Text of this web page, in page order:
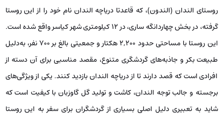
روستای الندان (الندون)، که قاعدتا دریاچه الندان نام خود را از این روستا
گرفته، در بخش چهاردانگه ساری، در ۱۲ کیلومتری شهر کیاسر واقع شده است.
این روستا با مساحتی حدود ۲,۲۰۰ هکتار و جمعیتی بالغ بر ۷۰۰ نفر، به‌دلیل
طبیعت بکر و جاذبه‌های گردشگری متنوع، مقصد مناسبی برای آن دسته از
افرادی است که قصد دارند تا از دریاچه الندان بازدید کنند. یکی از ویژگی‌های
برجسته و جالب توجه الندان، کاشت و تولید گل گاوزبان با کیفیت است که
شاید به تعبیری دلیل اصلی بسیاری از گردشگران برای سفر به این روستا